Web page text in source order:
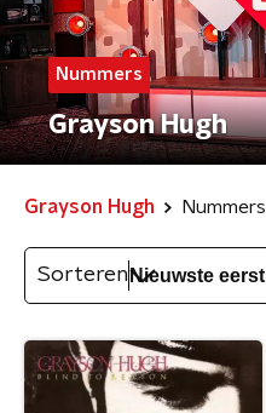
Nummers
Grayson Hugh
Grayson Hugh Nummers
Sorteren